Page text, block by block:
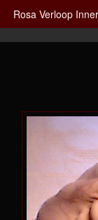
Rosa Verloop